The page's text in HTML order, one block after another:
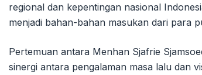
regional dan kepentingan nasional
menjadi bahan-bahan masukan dari para
Pertemuan antara Menhan Sjafrie
sinergi antara pengalaman masa lalu dan